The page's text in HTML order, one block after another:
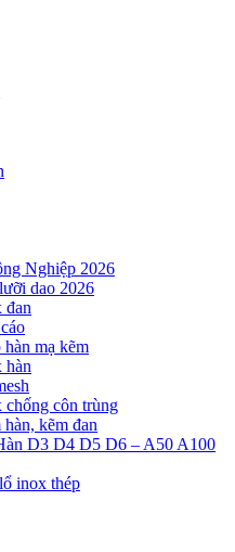
Nghiệp 2026
dao 2026
đan
mạ kẽm
hàn
côn trùng
kẽm đan
D3 D4 D5 D6 – A50 A100
inox thép